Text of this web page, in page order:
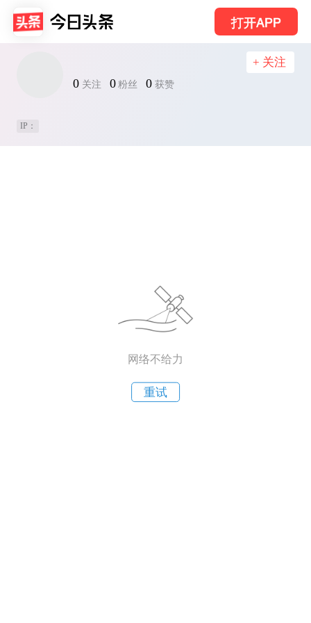
打开APP
0 关注 0 粉丝 0 获赞
+ 关注
IP：
网络不给力
重试